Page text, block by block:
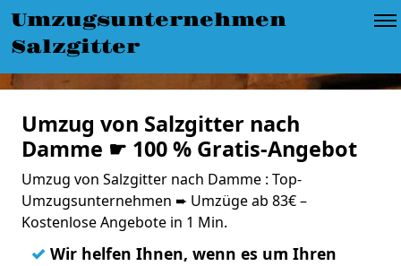
Umzugsunternehmen
Salzgitter
Umzug von Salzgitter nach
Damme ☛ 100 % Gratis-Angebot
Umzug von Salzgitter nach Damme : Top-
Umzugsunternehmen ➨ Umzüge ab 83€ –
Kostenlose Angebote in 1 Min.
✓ Wir helfen Ihnen, wenn es um Ihren